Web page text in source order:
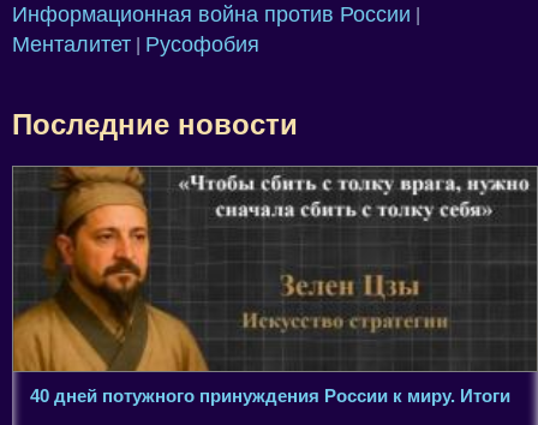
Информационная война против России
Менталитет Русофобия
Последние новости
40 дней потужного принуждения России к миру. Итоги